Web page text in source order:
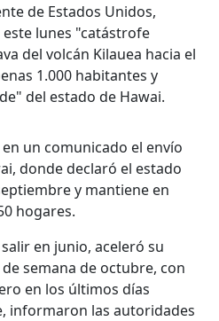
de Estados Unidos,
lunes "catástrofe
del volcán Kilauea hacia el
1.000 habitantes y
del estado de Hawai.
en un comunicado el envío
donde declaró el estado
y mantiene en
hogares.
en junio, aceleró su
semana de octubre, con
en los últimos días
informaron las autoridades